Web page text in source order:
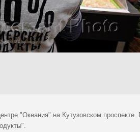
"Океания" на Кутузовском